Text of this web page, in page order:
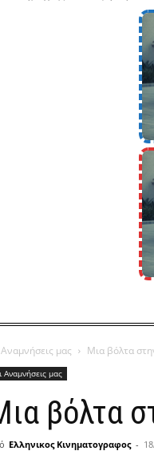
μας Μια βόλτα
Αναμνήσεις μας
βόλτα
Ελληνικος Κινηματογραφος -